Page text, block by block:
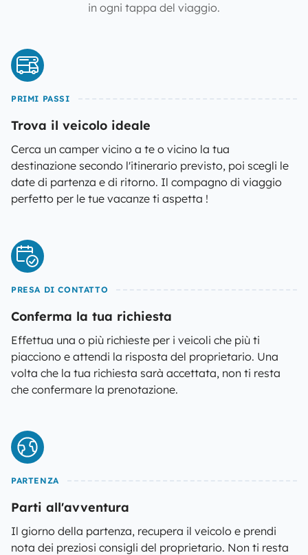
in ogni tappa del viaggio.
PRIMI PASSI
Trova il veicolo ideale
Cerca un camper vicino a te o vicino la tua
destinazione secondo l'itinerario previsto, poi scegli le
date di partenza e di ritorno. Il compagno di viaggio
perfetto per le tue vacanze ti aspetta !
PRESA DI CONTATTO
Conferma la tua richiesta
Effettua una o più richieste per i veicoli che più ti
piacciono e attendi la risposta del proprietario. Una
volta che la tua richiesta sarà accettata, non ti resta
che confermare la prenotazione.
PARTENZA
Parti all'avventura
Il giorno della partenza, recupera il veicolo e prendi
nota dei preziosi consigli del proprietario. Non ti resta